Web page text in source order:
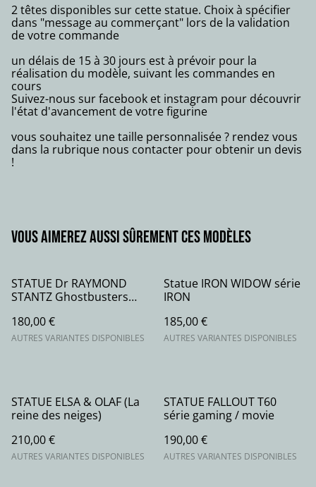
2 têtes disponibles sur cette statue. Choix à spécifier
dans "message au commerçant" lors de la validation
de votre commande
un délais de 15 à 30 jours est à prévoir pour la
réalisation du modèle, suivant les commandes en
cours
Suivez-nous sur facebook et instagram pour découvrir
l'état d'avancement de votre figurine
vous souhaitez une taille personnalisée ? rendez vous
dans la rubrique nous contacter pour obtenir un devis
!
Vous aimerez aussi sûrement ces modèles
STATUE Dr RAYMOND
STANTZ Ghostbusters
180,00 €
AUTRES VARIANTES DISPONIBLES
Statue IRON WIDOW série
IRON
185,00 €
AUTRES VARIANTES DISPONIBLES
STATUE ELSA & OLAF (La
reine des neiges)
210,00 €
AUTRES VARIANTES DISPONIBLES
STATUE FALLOUT T60
série gaming / movie
190,00 €
AUTRES VARIANTES DISPONIBLES